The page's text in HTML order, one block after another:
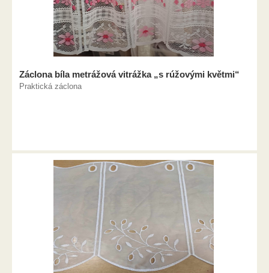
Záclona bíla metrážová vitrážka „s rúžovými květmi“
Praktická záclona